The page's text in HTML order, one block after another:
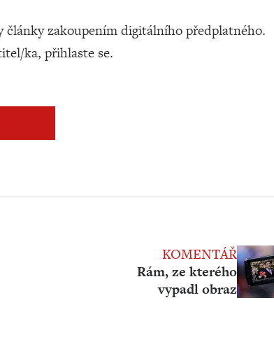
články zakoupením digitálního předplatného.
ka, přihlaste se.
KOMENTÁŘ
Rám, ze kterého
vypadl obraz